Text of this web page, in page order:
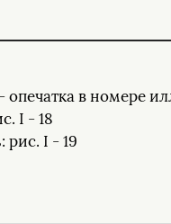
- опечатка в номере
I - 18
рис. I - 19